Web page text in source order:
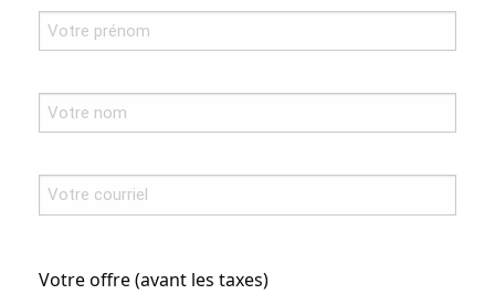
Votre offre (avant les taxes)